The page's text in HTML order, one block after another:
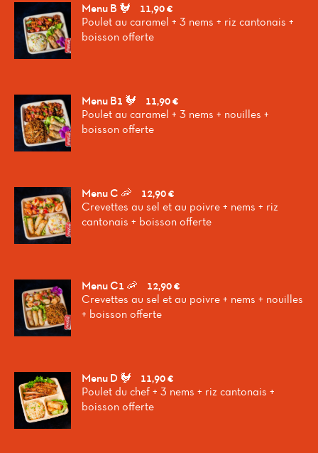
Menu B 🐓
11,90 €
Poulet au caramel + 3 nems + riz cantonais +
boisson offerte
Menu B1 🐓
11,90 €
Poulet au caramel + 3 nems + nouilles +
boisson offerte
Menu C 🦐
12,90 €
Crevettes au sel et au poivre + nems + riz
cantonais + boisson offerte
Menu C1 🦐
12,90 €
Crevettes au sel et au poivre + nems + nouilles
+ boisson offerte
Menu D 🐓
11,90 €
Poulet du chef + 3 nems + riz cantonais +
boisson offerte